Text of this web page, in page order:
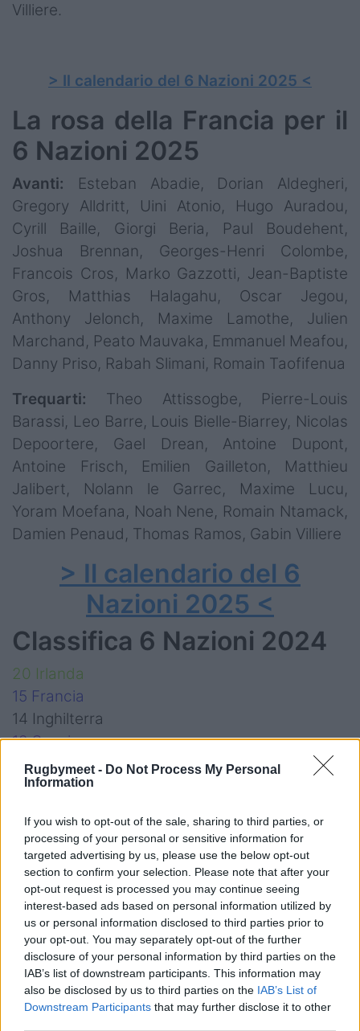
Rugbymeet - Do Not Process My Personal
Information
If you wish to opt-out of the sale, sharing to third parties, or
processing of your personal or sensitive information for
targeted advertising by us, please use the below opt-out
section to confirm your selection. Please note that after your
opt-out request is processed you may continue seeing
interest-based ads based on personal information utilized by
us or personal information disclosed to third parties prior to
your opt-out. You may separately opt-out of the further
disclosure of your personal information by third parties on the
IAB’s list of downstream participants. This information may
also be disclosed by us to third parties on the IAB’s List of
Downstream Participants that may further disclose it to other
Villiere.
> Il calendario del 6 Nazioni 2025 <
La rosa della Francia per il
6 Nazioni 2025
Avanti: Esteban Abadie, Dorian Aldegheri,
Gregory Alldritt, Uini Atonio, Hugo Auradou,
Cyrill Baille, Giorgi Beria, Paul Boudehent,
Joshua Brennan, Georges-Henri Colombe,
Francois Cros, Marko Gazzotti, Jean-Baptiste
Gros, Matthias Halagahu, Oscar Jegou,
Anthony Jelonch, Maxime Lamothe, Julien
Marchand, Peato Mauvaka, Emmanuel Meafou,
Danny Priso, Rabah Slimani, Romain Taofifenua
Trequarti: Theo Attissogbe, Pierre-Louis
Barassi, Leo Barre, Louis Bielle-Biarrey, Nicolas
Depoortere, Gael Drean, Antoine Dupont,
Antoine Frisch, Emilien Gailleton, Matthieu
Jalibert, Nolann le Garrec, Maxime Lucu,
Yoram Moefana, Noah Nene, Romain Ntamack,
Damien Penaud, Thomas Ramos, Gabin Villiere
> Il calendario del 6
Nazioni 2025 <
Classifica 6 Nazioni 2024
20 Irlanda
15 Francia
14 Inghilterra
12 Scozia
11 Italia
4 Galles